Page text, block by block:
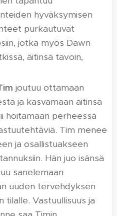
hyväksymisen
purkautuvat
jotka myös Dawn
äitinsä tavoin,
joutuu ottamaan
ja kasvamaan äitinsä
hoitamaan perheessä
Tim menee
ja osallistuakseen
Hän juo isänsä
sanelemaan
uuden tervehdyksen
tilalle. Vastuullisuus ja